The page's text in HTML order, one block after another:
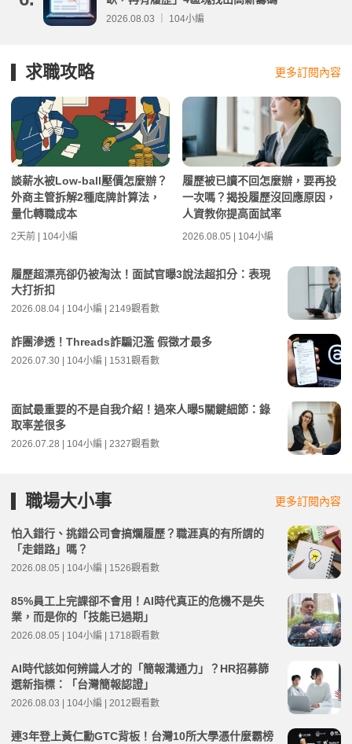
2026.08.03 ｜ 104小編
求職攻略 更多訂閱內容
談薪水被Low-ball壓價怎麼辦？
外商主管拆解2種底牌計算法，
量化轉職成本
2天前 | 104小編
履歷被已讀不回怎麼辦，要再投
一次嗎？揭投履歷沒回應原因，
人資教你提高面試率
2026.08.05 | 104小編
履歷超漂亮卻仍被淘汰！面試官曝3說法超扣分：表現
大打折扣
2026.08.04 | 104小編 | 2149觀看數
詐團滲透！Threads詐騙氾濫 假徵才最多
2026.07.30 | 104小編 | 1531觀看數
面試最重要的不是自我介紹！過來人曝5關鍵細節：錄
取率差很多
2026.07.28 | 104小編 | 2327觀看數
職場大小事 更多訂閱內容
怕入錯行、挑錯公司會搞爛履歷？職涯真的有所謂的
「走錯路」嗎？
2026.08.05 | 104小編 | 1526觀看數
85%員工上完課卻不會用！AI時代真正的危機不是失
業，而是你的「技能已過期」
2026.08.05 | 104小編 | 1718觀看數
AI時代該如何辨識人才的「簡報溝通力」？HR招募篩
選新指標：「台灣簡報認證」
2026.08.03 | 104小編 | 2012觀看數
連3年登上黃仁勳GTC背板！台灣10所大學憑什麼霸榜